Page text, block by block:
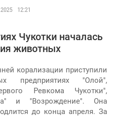
12:21
Чукотки началась
животных
корализации приступили
предприятиях "Олой",
Ревкома Чукотки",
и "Возрождение". Она
до конца апреля. За